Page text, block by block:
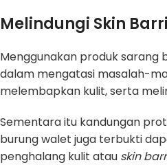
Melindungi Skin
Menggunakan produk sarang
dalam mengatasi masalah-
melembapkan kulit, serta
Sementara itu kandungan
burung walet juga terbukti
penghalang kulit atau skin